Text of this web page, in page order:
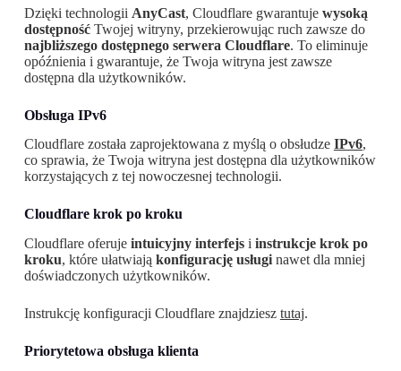
Dzięki technologii AnyCast, Cloudflare gwarantuje wysoką
dostępnośćTwojej witryny, przekierowując ruch zawsze do
najbliższego dostępnego serwera Cloudflare. To eliminuje
opóźnienia i gwarantuje, że Twoja witryna jest zawsze
dostępna dla użytkowników.
Obsługa IPv6
Cloudflare została zaprojektowana z myślą o obsłudze IPv6,
co sprawia, że Twoja witryna jest dostępna dla użytkowników
korzystających z tej nowoczesnej technologii.
Cloudflare krok po kroku
Cloudflare oferuje intuicyjny interfejsi instrukcje krok po
kroku, które ułatwiają konfigurację usługinawet dla mniej
doświadczonych użytkowników.
Instrukcję konfiguracji Cloudflare znajdziesz tutaj.
Priorytetowa obsługa klienta